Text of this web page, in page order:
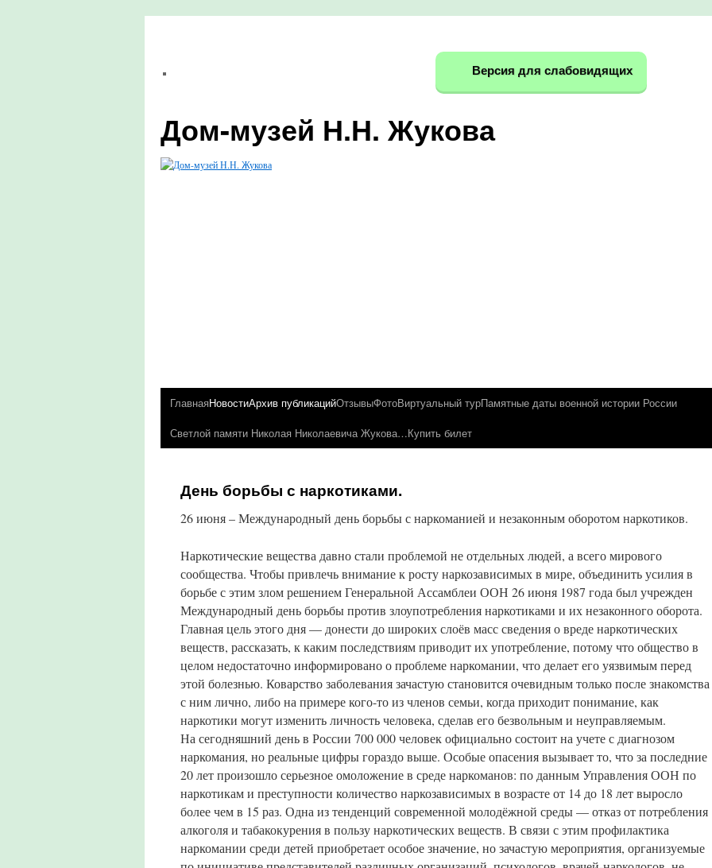
Версия для слабовидящих
Дом-музей Н.Н. Жукова
ГлавнаяНовостиАрхив публикацийОтзывыФотоВиртуальный турПамятные даты военной истории России
Светлой памяти Николая Николаевича Жукова…Купить билет
День борьбы с наркотиками.
26 июня – Международный день борьбы с наркоманией и незаконным оборотом наркотиков.
Наркотические вещества давно стали проблемой не отдельных людей, а всего мирового
сообщества. Чтобы привлечь внимание к росту наркозависимых в мире, объединить усилия в
борьбе с этим злом решением Генеральной Ассамблеи ООН 26 июня 1987 года был учрежден
Международный день борьбы против злоупотребления наркотиками и их незаконного оборота.
Главная цель этого дня — донести до широких слоёв масс сведения о вреде наркотических
веществ, рассказать, к каким последствиям приводит их употребление, потому что общество в
целом недостаточно информировано о проблеме наркомании, что делает его уязвимым перед
этой болезнью. Коварство заболевания зачастую становится очевидным только после знакомства
с ним лично, либо на примере кого-то из членов семьи, когда приходит понимание, как
наркотики могут изменить личность человека, сделав его безвольным и неуправляемым.
На сегодняшний день в России 700 000 человек официально состоит на учете с диагнозом
наркомания, но реальные цифры гораздо выше. Особые опасения вызывает то, что за последние
20 лет произошло серьезное омоложение в среде наркоманов: по данным Управления ООН по
наркотикам и преступности количество наркозависимых в возрасте от 14 до 18 лет выросло
более чем в 15 раз. Одна из тенденций современной молодёжной среды — отказ от потребления
алкоголя и табакокурения в пользу наркотических веществ. В связи с этим профилактика
наркомании среди детей приобретает особое значение, но зачастую мероприятия, организуемые